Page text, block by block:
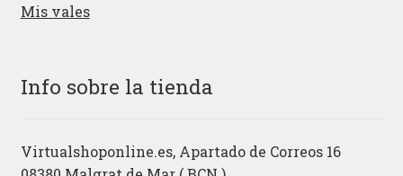
Mis vales
Info sobre la tienda
Virtualshoponline.es, Apartado de Correos 16